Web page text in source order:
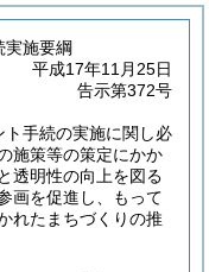
実施要綱
平成17年11月25日
告示第372号
手続の実施に関し必
施策等の策定にかか
透明性の向上を図る
画を促進し、もって
れたまちづくりの推